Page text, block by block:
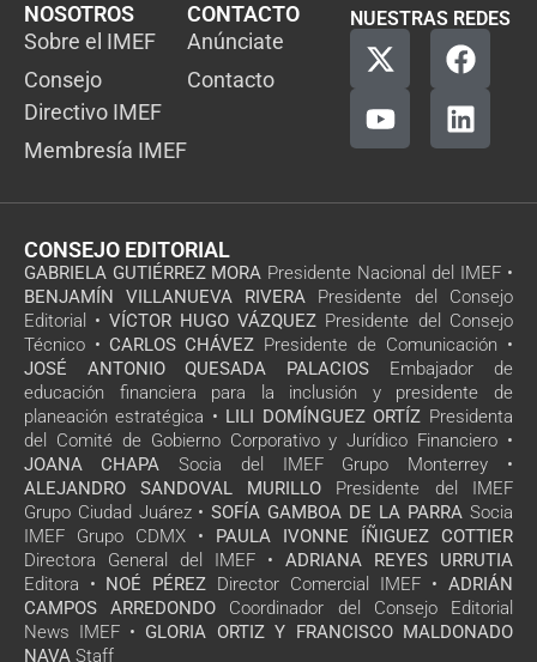
NOSOTROS
Sobre el IMEF
Consejo
Directivo IMEF
Membresía IMEF
CONTACTO
Anúnciate
Contacto
NUESTRAS REDES
CONSEJO EDITORIAL
GABRIELA GUTIÉRREZ MORA Presidente Nacional del IMEF •
BENJAMÍN VILLANUEVA RIVERA Presidente del Consejo
Editorial • VÍCTOR HUGO VÁZQUEZ Presidente del Consejo
Técnico • CARLOS CHÁVEZ Presidente de Comunicación •
JOSÉ ANTONIO QUESADA PALACIOS Embajador de
educación financiera para la inclusión y presidente de
planeación estratégica • LILI DOMÍNGUEZ ORTÍZ Presidenta
del Comité de Gobierno Corporativo y Jurídico Financiero •
JOANA CHAPA Socia del IMEF Grupo Monterrey •
ALEJANDRO SANDOVAL MURILLO Presidente del IMEF
Grupo Ciudad Juárez • SOFÍA GAMBOA DE LA PARRA Socia
IMEF Grupo CDMX • PAULA IVONNE ÍÑIGUEZ COTTIER
Directora General del IMEF • ADRIANA REYES URRUTIA
Editora • NOÉ PÉREZ Director Comercial IMEF • ADRIÁN
CAMPOS ARREDONDO Coordinador del Consejo Editorial
News IMEF • GLORIA ORTIZ Y FRANCISCO MALDONADO
NAVA Staff